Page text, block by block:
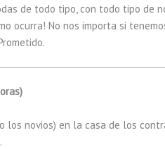
de todo tipo, con todo tipo de
ocurra! No nos importa si
los novios) en la casa de los